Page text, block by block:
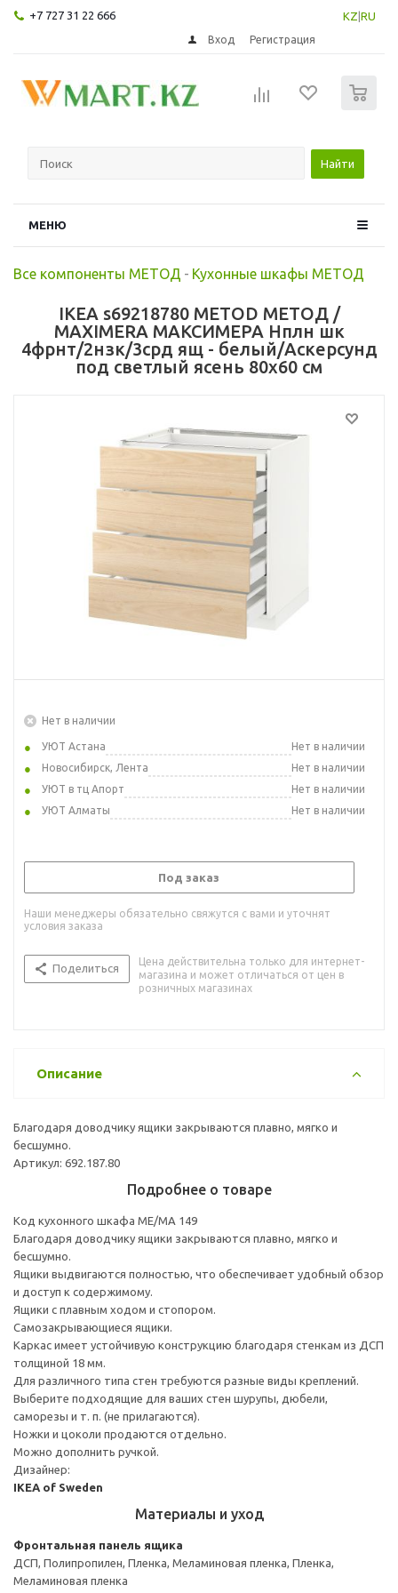
+7 727 31 22 666 KZ RU
Вход Регистрация
Найти
МЕНЮ
Все компоненты МЕТОД - Кухонные шкафы МЕТОД
IKEA s69218780 METOD МЕТОД /
MAXIMERA МАКСИМЕРА Нплн шк
4фрнт/2нзк/3срд ящ - белый/Аскерсунд
под светлый ясень 80x60 см
Нет в наличии
УЮТ Астана
Нет в наличии
Новосибирск, Лента
Нет в наличии
УЮТ в тц Апорт
Нет в наличии
УЮТ Алматы
Нет в наличии
Под заказ
Наши менеджеры обязательно свяжутся с вами и уточнят
условия заказа
Поделиться
Цена действительна только для интернет-
магазина и может отличаться от цен в
розничных магазинах
Описание
Благодаря доводчику ящики закрываются плавно, мягко и
бесшумно.
Артикул: 692.187.80
Подробнее о товаре
Код кухонного шкафа ME/MA 149
Благодаря доводчику ящики закрываются плавно, мягко и
бесшумно.
Ящики выдвигаются полностью, что обеспечивает удобный обзор
и доступ к содержимому.
Ящики с плавным ходом и стопором.
Самозакрывающиеся ящики.
Каркас имеет устойчивую конструкцию благодаря стенкам из ДСП
толщиной 18 мм.
Для различного типа стен требуются разные виды креплений.
Выберите подходящие для ваших стен шурупы, дюбели,
саморезы и т. п. (не прилагаются).
Ножки и цоколи продаются отдельно.
Можно дополнить ручкой.
Дизайнер:
IKEA of Sweden
Материалы и уход
Фронтальная панель ящика
ДСП, Полипропилен, Пленка, Меламиновая пленка, Пленка,
Меламиновая пленка